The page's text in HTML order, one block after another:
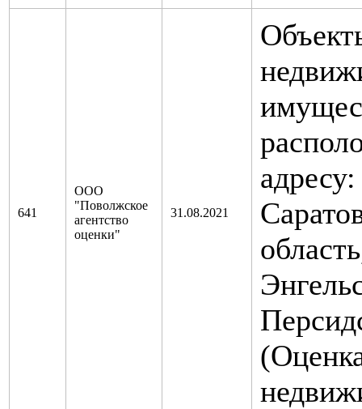
641
ООО
"Поволжское
агентство
оценки"
31.08.2021
адресу: